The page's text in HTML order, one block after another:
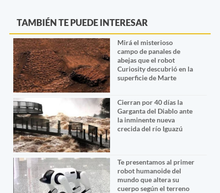
TAMBIÉN TE PUEDE INTERESAR
Mirá el misterioso
campo de panales de
abejas que el robot
Curiosity descubrió en la
superficie de Marte
Cierran por 40 días la
Garganta del Diablo ante
la inminente nueva
crecida del río Iguazú
Te presentamos al primer
robot humanoide del
mundo que altera su
cuerpo según el terreno